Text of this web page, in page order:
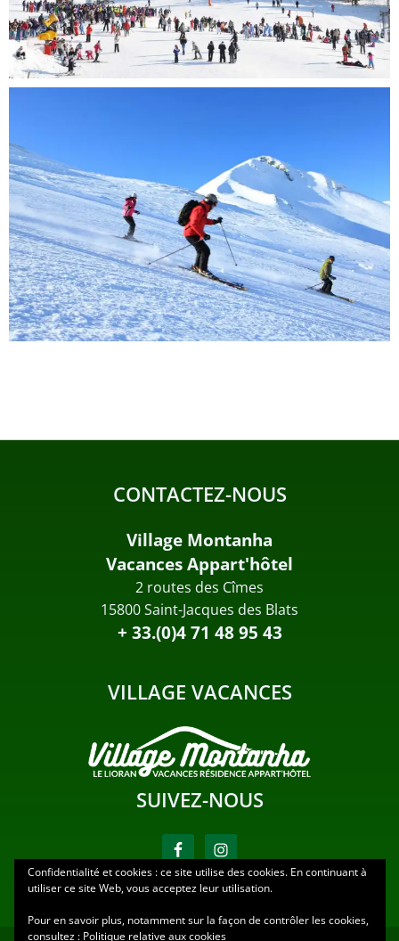
CONTACTEZ-NOUS
Village Montanha
Vacances Appart'hôtel
2 routes des Cîmes
15800 Saint-Jacques des Blats
+ 33.(0)4 71 48 95 43
VILLAGE VACANCES
SUIVEZ-NOUS
Confidentialité et cookies : ce site utilise des cookies. En continuant à
utiliser ce site Web, vous acceptez leur utilisation.
Pour en savoir plus, notamment sur la façon de contrôler les cookies,
consultez : Politique relative aux cookies